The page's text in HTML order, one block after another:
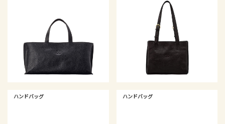
ハンドバッグ ハンドバッグ